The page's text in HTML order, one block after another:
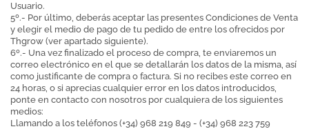
Usuario.
5º.- Por último, deberás aceptar las presentes Condiciones de Venta
y elegir el medio de pago de tu pedido de entre los ofrecidos por
Thgrow (ver apartado siguiente).
6º.- Una vez finalizado el proceso de compra, te enviaremos un
correo electrónico en el que se detallarán los datos de la misma, así
como justificante de compra o factura. Si no recibes este correo en
24 horas, o si aprecias cualquier error en los datos introducidos,
ponte en contacto con nosotros por cualquiera de los siguientes
medios:
Llamando a los teléfonos (+34) 968 219 849 - (+34) 968 223 759